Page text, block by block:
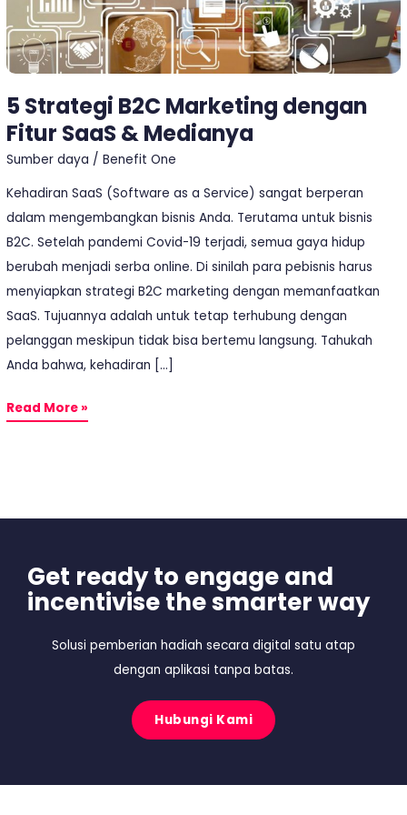
5 Strategi B2C Marketing dengan
Fitur SaaS & Medianya
Sumber daya /Benefit One
Kehadiran SaaS (Software as a Service) sangat berperan
dalam mengembangkan bisnis Anda. Terutama untuk bisnis
B2C. Setelah pandemi Covid-19 terjadi, semua gaya hidup
berubah menjadi serba online. Di sinilah para pebisnis harus
menyiapkan strategi B2C marketing dengan memanfaatkan
SaaS. Tujuannya adalah untuk tetap terhubung dengan
pelanggan meskipun tidak bisa bertemu langsung. Tahukah
Anda bahwa, kehadiran […]
Medianya
Read More »
Get ready to engage and
incentivise the smarter way
Solusi pemberian hadiah secara digital satu atap
dengan aplikasi tanpa batas.
Hubungi Kami